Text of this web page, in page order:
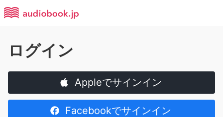
ログイン
Appleでサインイン
Facebookでサインイン